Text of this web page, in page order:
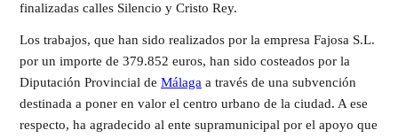
finalizadas calles Silencio y Cristo Rey.
Los trabajos, que han sido realizados por la empresa Fajosa S.L.
por un importe de 379.852 euros, han sido costeados por la
Diputación Provincial de Málaga a través de una subvención
destinada a poner en valor el centro urbano de la ciudad. A ese
respecto, ha agradecido al ente supramunicipal por el apoyo que